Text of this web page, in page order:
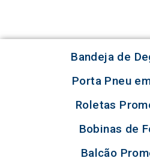
Bandeja de
Porta Pneu
Roletas
Bobinas de
Balcão